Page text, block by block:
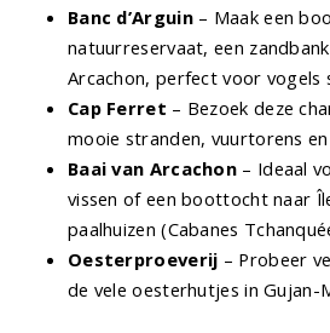
Banc d’Arguin– Maak een
natuurreservaat, een
Arcachon, perfect voor vogels
Cap Ferret – Bezoek deze
mooie stranden, vuurtorens
Baai van Arcachon – Ideaal
vissen of een boottocht naar
paalhuizen (Cabanes
Oesterproeverij – Probeer
de vele oesterhutjes in Gujan-